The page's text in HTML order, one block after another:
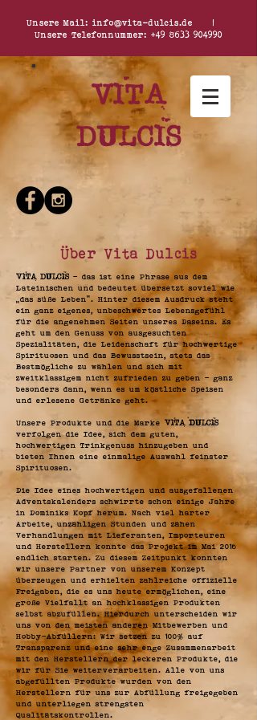
Unsere Mail: info@vita-dulcis.de |
Unsere Telefonnummer: +49 8633 904990
Vita
dulcis
Über Vita Dulcis
Vita dulcis - das ist eine Phrase aus dem
Lateinischen und bedeutet übersetzt soviel wie
„das süße Leben“. Hinter diesem Ausdruck steht
ein ganz eigenes, unbeschwertes Lebensgefühl
für die angenehmen Seiten unseres Daseins. Es
geht um den Genuss von ausgesuchten
Spezialitäten, die Leidenschaft für hochwertige
Spirituosen und das Bewusstsein, stets das
Bestmögliche zu wählen und sich mit
zweitklassigem nicht zufrieden zu geben - ganz
besonders dann, wenn es um köstliche Speisen
und erlesene Getränke geht.
Unsere Produkte und die Marke Vita Dulcis
verfolgen die Idee, sich dem guten,
hochwertigen Trinkgenuss hinzugeben und
bieten Ihnen eine einmalige Auswahl feinster
Spirituosen.
Die Idee eines hochwertigen und ausgefallenen
Adventskalenders schwirrte schon einige Jahre
in Dominiks Kopf herum. Nach viel harter
Arbeite, unzähligen Stunden und zähen
Verhandlungen mit Lieferanten, Importeuren
und Herstellern konnte das Projekt im Mai 2016
endlich starten. Zu diesem Zeitpunkt konnten
wir unsere Partner von unserem Konzept
überzeugen und erhielten zahlreiche offizielle
Freigaben, die es uns heute ermöglichen, eine
große Vielfallt an hochklassigen Produkten
selbst abzufüllen. Hierdurch unterscheiden wir
uns von den meisten anderen Mitbewerben und
Hobby-Abfüllern: Wir setzen zu 100% auf
Transparenz und eine sehr enge Zusammenarbeit
mit den Herstellern der leckeren Produkte, die
wir für Sie weiterverarbeiten. Alle von uns
abgefüllten Produkte wurden von den
Herstellern für uns zur Abfüllung freigegeben
und unterliegen strengsten
Qualitätskontrollen.